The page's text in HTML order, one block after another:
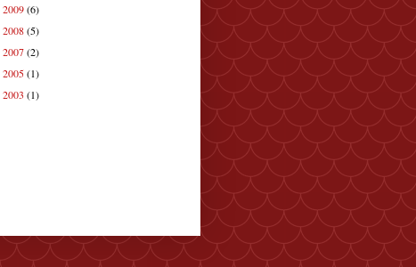
2009(6)
2008(5)
2007(2)
2005(1)
2003 (1)